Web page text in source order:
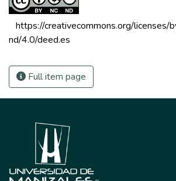
https://creativecommons.org/licenses/
nd/4.0/deed.es
Full item page